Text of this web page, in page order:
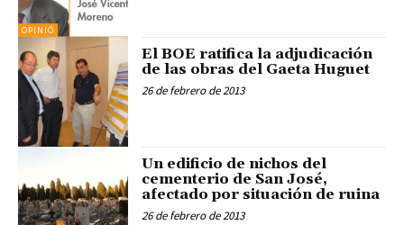
OPINIÓ
El BOE ratifica la adjudicación
de las obras del Gaeta Huguet
26 de febrero de 2013
Un edificio de nichos del
cementerio de San José,
afectado por situación de ruina
26 de febrero de 2013